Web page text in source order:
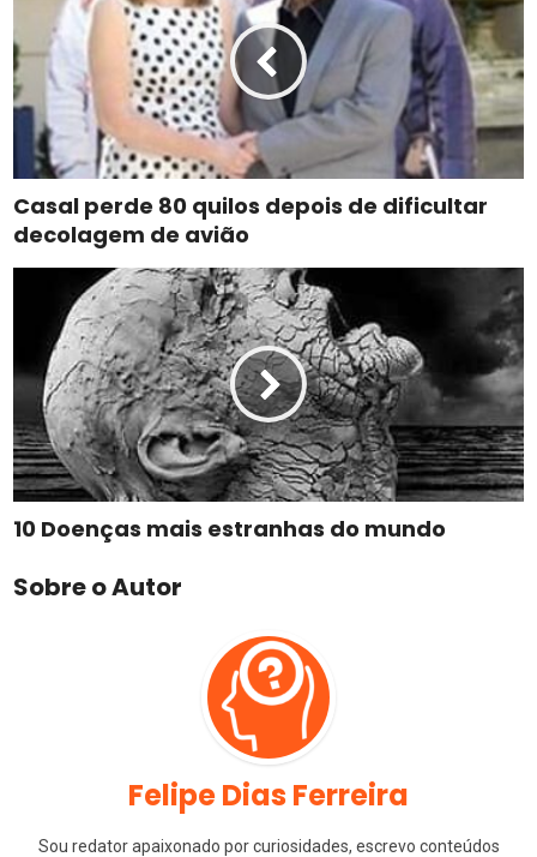
Casal perde 80 quilos depois de dificultar
decolagem de avião
10 Doenças mais estranhas do mundo
Sobre o Autor
Felipe Dias Ferreira
Sou redator apaixonado por curiosidades, escrevo conteúdos